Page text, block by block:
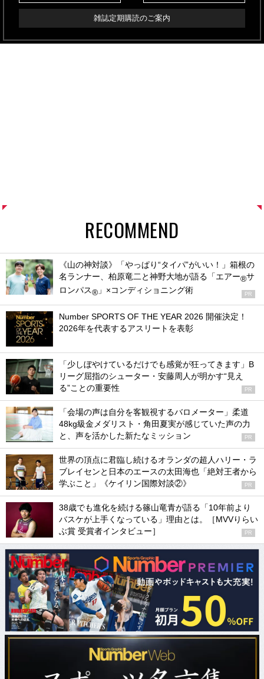
雑誌定期購読のご案内
RECOMMEND
《山の神対談》「やっぱり“タイパ”がいい！」箱根の
名ランナー、柏原竜二と神野大地が語る「エアー®サ
ロンパス® 」×コンディショニング術 PR
Number SPORTS OF THE YEAR 2026 開催決定！
2026年を代表するアスリートを表彰
「少しぼやけているだけでも感覚が狂ってきます」B
リーグ屈指のシューター・安藤周人が明かす“見え
る”ことの重要性
PR
「会場の声は自分を客観視するバロメーター」柔道
48kg級金メダリスト・角田夏実が感じていた声の力
と、声を活かした新たなミッション
PR
世界の頂点に君臨し続けるオランダの超人ハリー・ラ
ブレイセンと日本のエースの太田海也「絶対王者から
学ぶこと」《ケイリン国際対談②》
PR
38歳でも進化を続ける篠山竜青が語る「10年前より
バスケが上手くなっている」理由とは。［MVVりらい
ぶ賞 受賞者インタビュー］
PR